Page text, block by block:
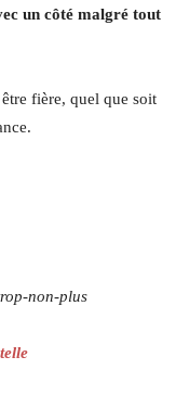
un côté malgré tout
fière, quel que soit
non-plus